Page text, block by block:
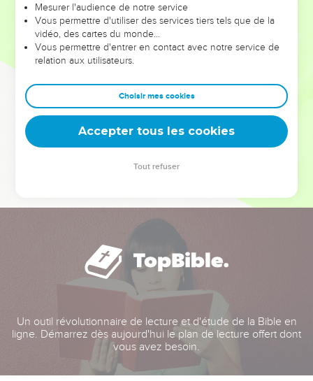
leur foi ou leur vision. Mais on voit moins les doutes, les erreurs
et les saisons difficiles qu'ils ont traversés, alors même que ce
sont elles qui les ont façonnés.
Dans cette conférence, leaders, entrepreneurs, et responsables
clés pour avancer avec plus de sagesse afin que leurs erreurs
deviennent vos tremplins. Que vous guidiez un ministère, une
équipe, un groupe ou une famille, leur expérience est faite
Un outil révolutionnaire de lecture et d'étude de la Bible en
ligne. Démarrez dès aujourd'hui le plan de lecture offert dont
vous avez besoin.
Mesurer l'audience de notre service
Vous permettre d'utiliser des services tiers tels que de la
vidéo, des cartes du monde…
Vous permettre d'entrer en contact avec notre service de
relation aux utilisateurs.
Choisir mes cookies
Accepter tous les cookies
Tout refuser